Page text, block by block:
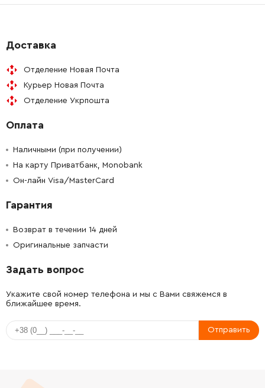
Доставка
Отделение Новая Почта
Курьер Новая Почта
Отделение Укрпошта
Оплата
Наличными (при получении)
На карту Приватбанк, Monobank
Он-лайн Visa/MasterCard
Гарантия
Возврат в течении 14 дней
Оригинальные запчасти
Задать вопрос
Укажите свой номер телефона и мы с Вами свяжемся в
ближайшее время.
Отправить